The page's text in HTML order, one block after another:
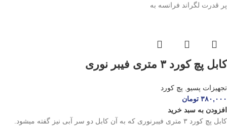
پر قدرت لگراند فرانسه به
کابل پچ کورد ۳ متری فیبر نوری
تجهیزات پسیو
پچ کورد
۳۸۰,۰۰۰ تومان
افزودن به سبد خرید
کابل پچ کورد ۳ متری فیبرنوری که به آن کابل دو سر آبی نیز گفته میشود.